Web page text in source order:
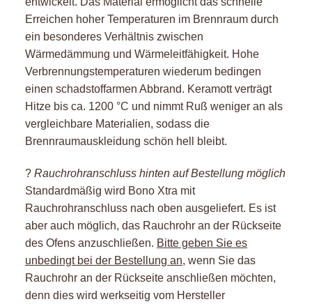
Erreichen hoher Temperaturen im Brennraum durch
ein besonderes Verhältnis zwischen
Wärmedämmung und Wärmeleitfähigkeit. Hohe
Verbrennungstemperaturen wiederum bedingen
einen schadstoffarmen Abbrand. Keramott verträgt
Hitze bis ca. 1200 °C und nimmt Ruß weniger an als
vergleichbare Materialien, sodass die
Brennraumauskleidung schön hell bleibt.
? Rauchrohranschluss hinten auf Bestellung möglich
Standardmäßig wird Bono Xtra mit
Rauchrohranschluss nach oben ausgeliefert. Es ist
aber auch möglich, das Rauchrohr an der Rückseite
des Ofens anzuschließen. Bitte geben Sie es
unbedingt bei der Bestellung an, wenn Sie das
Rauchrohr an der Rückseite anschließen möchten,
denn dies wird werkseitig vom Hersteller